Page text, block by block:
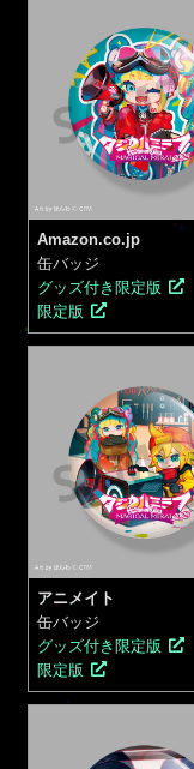
Amazon.co.jp
缶バッジ
グッズ付き限定版
限定版
アニメイト
缶バッジ
グッズ付き限定版
限定版